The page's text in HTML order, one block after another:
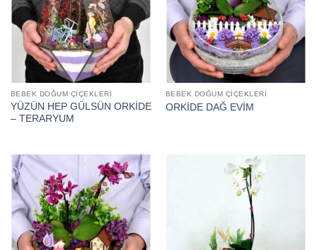
BEBEK DOĞUM ÇIÇEKLERI
YÜZÜN HEP GÜLSÜN ORKİDE
– TERARYUM
BEBEK DOĞUM ÇIÇEKLERI
ORKİDE DAĞ EVİM